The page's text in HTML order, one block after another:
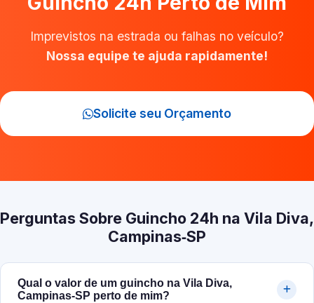
Imprevistos na estrada ou falhas no veículo?
Nossa equipe te ajuda rapidamente!
Solicite seu Orçamento
Perguntas Sobre Guincho 24h na Vila Diva,
Campinas‑SP
Qual o valor de um guincho na Vila Diva,
Campinas‑SP perto de mim?